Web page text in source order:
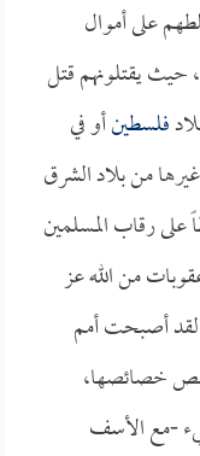
على أموال
حيث يقتلونهم قتل
فلسطينأو في
من بلاد الشرق
رقاب المسلمين
من الله عز
لقد أصبحت أمم
خصائصها،
-مع الأسف